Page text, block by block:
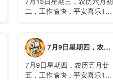
二，工作愉快，平安喜乐1、
案2、全球首款实体瘤CAR-T
细胞治疗走向临床，上海多家
医院开......
7月9日星期四，农历五月廿五，工作愉快，平安喜乐
7月9日星期四，农历五月廿
五，工作愉快，平安喜乐1、